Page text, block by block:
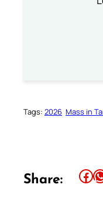
Tags: 2026 Mass in
Share: Share this article on Facebook Share this article on WhatsApp